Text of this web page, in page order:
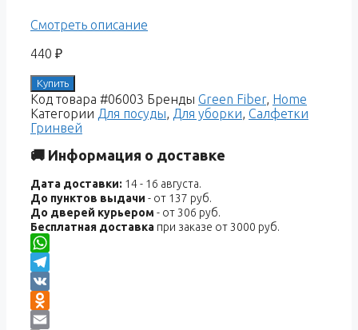
Смотреть описание
440 ₽
Купить
Код товара #06003 Бренды Green Fiber, Home
Категории Для посуды, Для уборки, Салфетки
Гринвей
🚚 Информация о доставке
Дата доставки: 14 - 16 августа.
До пунктов выдачи - от 137 руб.
До дверей курьером - от 306 руб.
Бесплатная доставка при заказе от 3000 руб.
WhatsApp
Telegram
VK
Odnoklassniki